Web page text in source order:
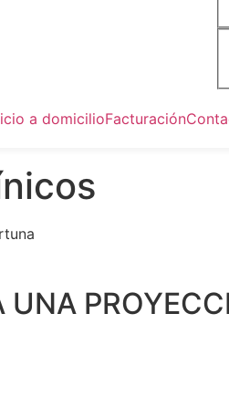
a domicilioFacturación
UNA